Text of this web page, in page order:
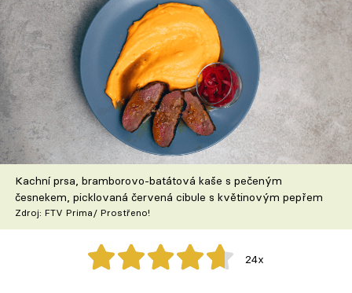
TV Program
Škola vaření
Recepty z TV
Speciál: Cuketa
Těhotnej kuchař
Sledujte prima+
Přihlášení
Kachní prsa, bramborovo-batátová kaše s pečeným
česnekem, picklovaná červená cibule s květinovým pepřem
Zdroj: FTV Prima/ Prostřeno!
24x